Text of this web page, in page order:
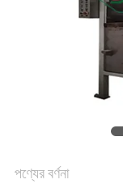
PRIVACY
পণ্যের বর্ণনা